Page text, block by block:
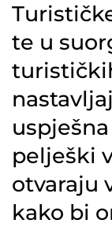
te u
pelješki
otvaraju
kako bi